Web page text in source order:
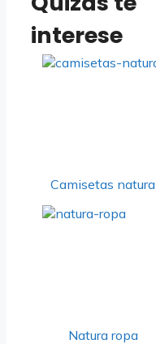
interese
Camisetas natura
Natura ropa